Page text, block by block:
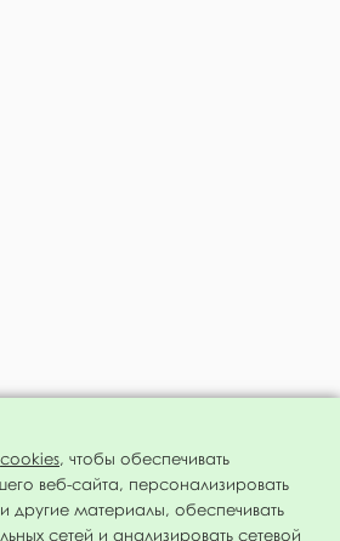
О НОВОСТЯХ
cookies, чтобы обеспечивать
веб-сайта, персонализировать
другие материалы, обеспечивать
сетей и анализировать сетевой